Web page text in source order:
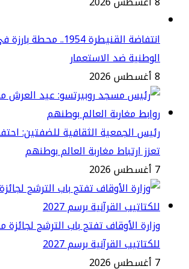
انتفاضة القنيطرة 1954.. محطة بارزة
ضد الاستعمار
الجمعية الثقافية للضفتين: احتفالات
ارتباط مغاربة العالم بوطنهم
الأوقاف تفتح باب الترشح لجائزة محمد
القرآنية برسم 2027